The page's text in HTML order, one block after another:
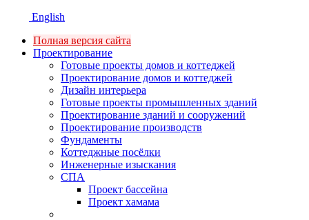
English
Полная версия сайта
Проектирование
Готовые проекты домов и коттеджей
Проектирование домов и коттеджей
Дизайн интерьера
Готовые проекты промышленных зданий
Проектирование зданий и сооружений
Проектирование производств
Фундаменты
Коттеджные посёлки
Инженерные изыскания
СПА
Проект бассейна
Проект хамама